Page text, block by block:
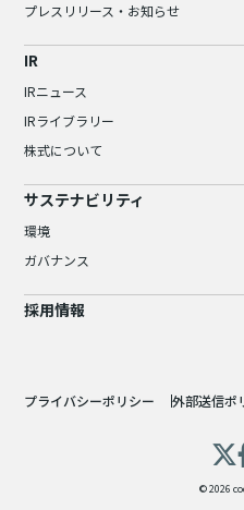
プレスリリース・お知らせ
IR
IRニュース
IRライブラリー
株式について
サステナビリティ
環境
ガバナンス
採用情報
プライバシーポリシー 外部送信ポ
© 2026